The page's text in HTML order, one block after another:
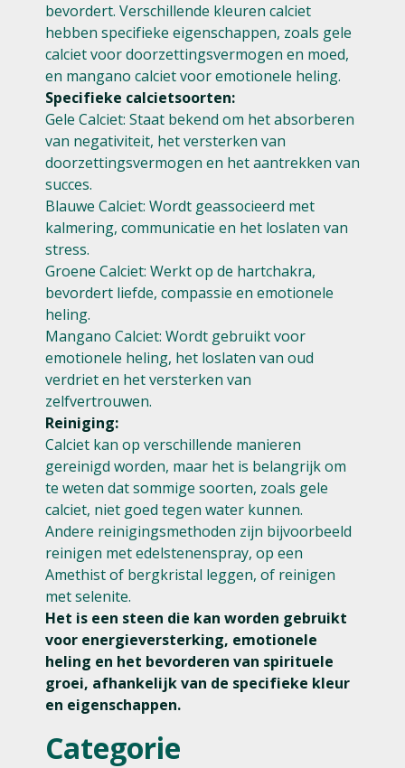
bevordert. Verschillende kleuren calciet
hebben specifieke eigenschappen, zoals gele
calciet voor doorzettingsvermogen en moed,
en mangano calciet voor emotionele heling.
Specifieke calcietsoorten:
Gele Calciet: Staat bekend om het absorberen
van negativiteit, het versterken van
doorzettingsvermogen en het aantrekken van
succes.
Blauwe Calciet: Wordt geassocieerd met
kalmering, communicatie en het loslaten van
stress.
Groene Calciet: Werkt op de hartchakra,
bevordert liefde, compassie en emotionele
heling.
Mangano Calciet: Wordt gebruikt voor
emotionele heling, het loslaten van oud
verdriet en het versterken van
zelfvertrouwen.
Reiniging:
Calciet kan op verschillende manieren
gereinigd worden, maar het is belangrijk om
te weten dat sommige soorten, zoals gele
calciet, niet goed tegen water kunnen.
Andere reinigingsmethoden zijn bijvoorbeeld
reinigen met edelstenenspray, op een
Amethist of bergkristal leggen, of reinigen
met selenite.
Het is een steen die kan worden gebruikt
voor energieversterking, emotionele
heling en het bevorderen van spirituele
groei, afhankelijk van de specifieke kleur
en eigenschappen.
Categorie